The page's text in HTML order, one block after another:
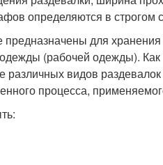
определяются в строгом
для
(рабочей одежды).
различных видов
процесса,